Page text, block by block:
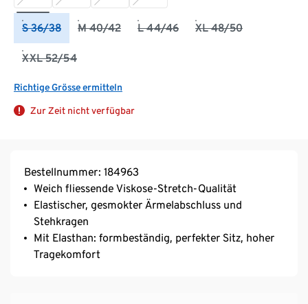
S 36/38 M 40/42 L 44/46 XL 48/50
XXL 52/54
Richtige Grösse ermitteln
Zur Zeit nicht verfügbar
Bestellnummer: 184963
Weich fliessende Viskose-Stretch-Qualität
Elastischer, gesmokter Ärmelabschluss und
Stehkragen
Mit Elasthan: formbeständig, perfekter Sitz, hoher
Tragekomfort